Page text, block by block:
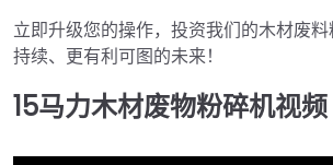
立即升级您的操作，投资我们的木材废
持续、更有利可图的未来！
15马力木材废物粉碎机视频